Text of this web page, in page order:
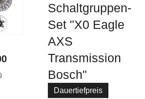
Schaltgruppen-
Set "X0 Eagle
AXS
Transmission
Bosch"
Dauertiefpreis